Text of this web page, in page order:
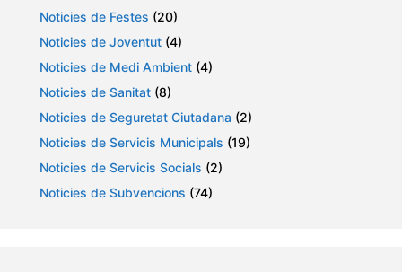
Noticies de Festes (20)
Noticies de Joventut (4)
Noticies de Medi Ambient (4)
Noticies de Sanitat (8)
Noticies de Seguretat Ciutadana (2)
Noticies de Servicis Municipals (19)
Noticies de Servicis Socials (2)
Noticies de Subvencions (74)